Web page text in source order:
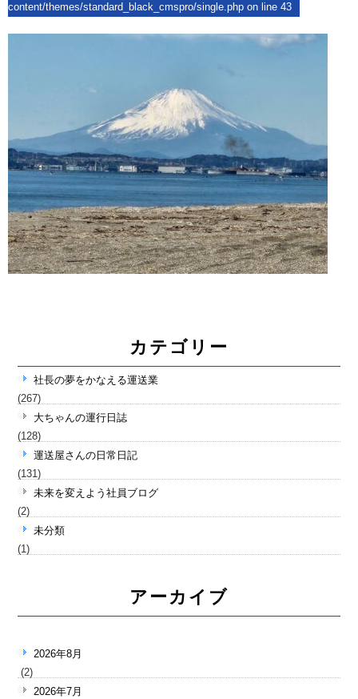
content/themes/standard_black_cmspro/single.php on line 43
カテゴリー
社長の夢をかなえる運送業
(267)
大ちゃんの運行日誌
(128)
運送屋さんの日常日記
(131)
未来を変えよう社員ブログ
(2)
未分類
(1)
アーカイブ
2026年8月
(2)
2026年7月